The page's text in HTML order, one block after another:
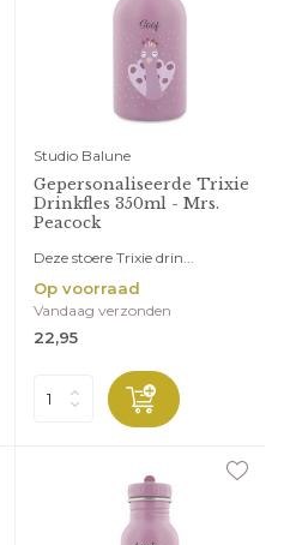
Studio Balune
Gepersonaliseerde Trixie
Drinkfles 350ml - Mrs.
Peacock
Deze stoere Trixie drin...
Op voorraad
Vandaag verzonden
22,95